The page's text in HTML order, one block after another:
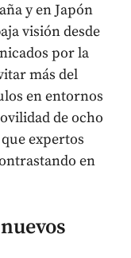
y en Japón
visión desde
por la
más del
en entornos
de ocho
expertos
en